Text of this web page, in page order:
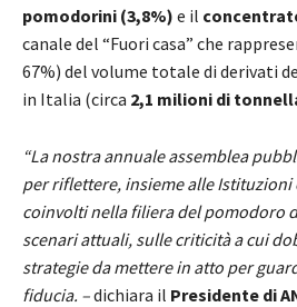
pomodorini (3,8%) e il
canale del “Fuori casa” che
67%) del volume totale di derivati
in Italia (circa 2,1 milioni di
“La nostra annuale assemblea
per riflettere, insieme alle Istituzioni
coinvolti nella filiera del pomodoro
scenari attuali, sulle criticità a cui
strategie da mettere in atto per
fiducia. –dichiara il Presidente di